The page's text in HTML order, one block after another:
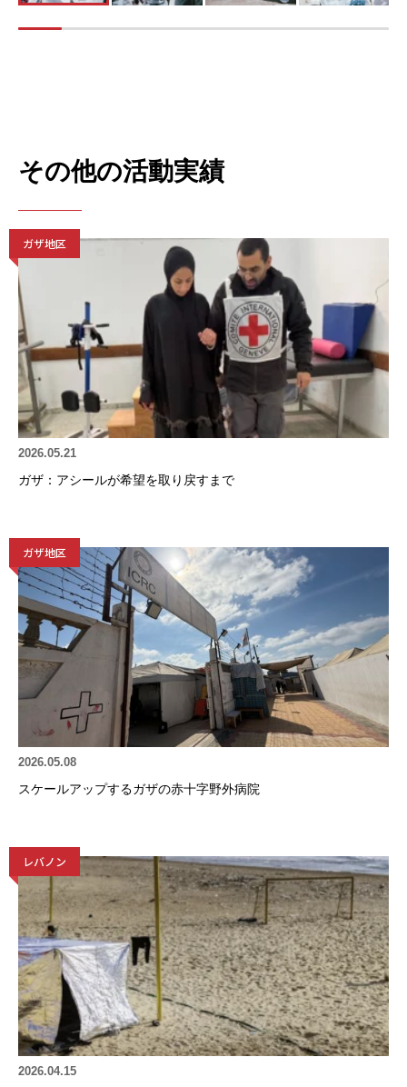
その他の活動実績
ガザ地区
2026.05.21
ガザ：アシールが希望を取り戻すまで
ガザ地区
2026.05.08
スケールアップするガザの赤十字野外病院
レバノン
2026.04.15